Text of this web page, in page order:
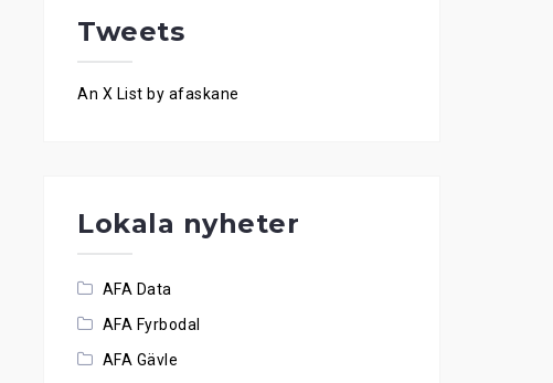
Tweets
An X List by afaskane
Lokala nyheter
AFA Data
AFA Fyrbodal
AFA Gävle